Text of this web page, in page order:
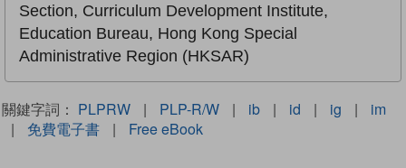
Section, Curriculum Development Institute,
Education Bureau, Hong Kong Special
Administrative Region (HKSAR)
關鍵字詞： PLPRW | PLP-R/W | ib | id | ig |
im
|
免費電子書 | Free eBook